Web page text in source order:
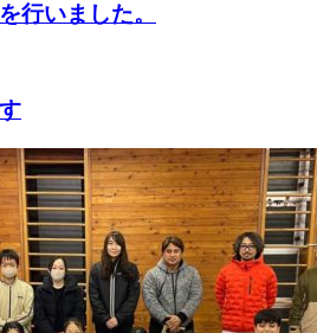
行いました。